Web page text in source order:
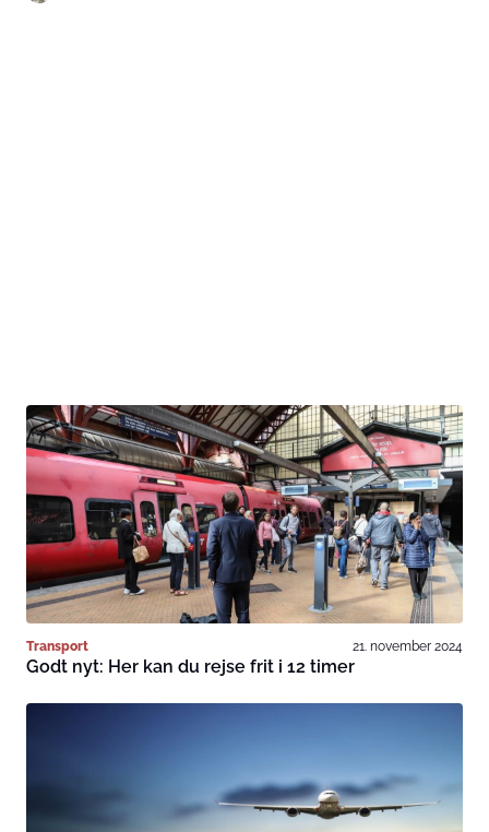
Transport 21. november 2024
Godt nyt: Her kan du rejse frit i 12 timer